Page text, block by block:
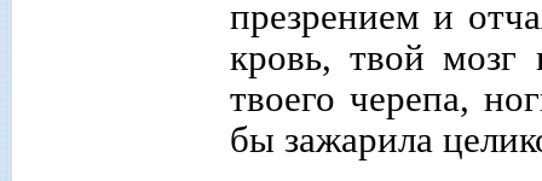
презрением и
кровь, твой
твоего черепа,
бы зажарила